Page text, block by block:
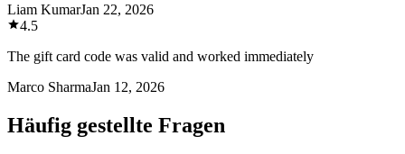
Liam KumarJan 22, 2026
4.5
The gift card code was valid and worked immediately
Marco SharmaJan 12, 2026
Häufig gestellte Fragen